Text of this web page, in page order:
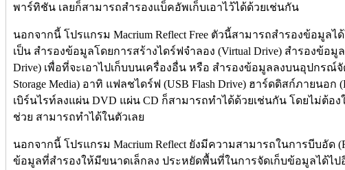
พาร์ทิชัน เลยก็สามารถสำรองแบ็คอัพเก็บเอาไว้ได้ด้วยเช่นกัน
นอกจากนี้ โปรแกรม Macrium Reflect Free ตัวนี้สามารถสำรองข้อมูล
เป็น สำรองข้อมูลโดยการสร้างไดร์ฟจำลอง (Virtual Drive) สำรองข้อมู
Drive) เพื่อที่จะเอาไปเก็บบนเครื่องอื่น หรือ สำรองข้อมูลลงบนอุปกรณ์จั
Storage Media) อาทิ แฟลชไดร์ฟ (USB Flash Drive) ฮาร์ดดิสก์ภายนอก
เบิร์นไรท์ลงแผ่น DVD แผ่น CD ก็สามารถทำได้ด้วยเช่นกัน โดยไม่ต้อ
ช่วย สามารถทำได้ในตัวเลย
นอกจากนี้ โปรแกรม Macrium Reflect ยังมีความสามารถในการบีบอัด
ข้อมูลที่สำรองให้มีขนาดเล็กลง ประหยัดพื้นที่ในการจัดเก็บข้อมูลได้ไป